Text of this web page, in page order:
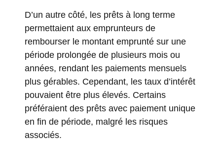
D’un autre côté, les prêts à long terme
permettaient aux emprunteurs de
rembourser le montant emprunté sur une
période prolongée de plusieurs mois ou
années, rendant les paiements mensuels
plus gérables. Cependant, les taux d’intérêt
pouvaient être plus élevés. Certains
préféraient des prêts avec paiement unique
en fin de période, malgré les risques
associés.